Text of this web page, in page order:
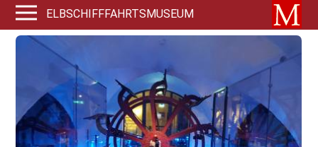
ELBSCHIFFFAHRTSMUSEUM